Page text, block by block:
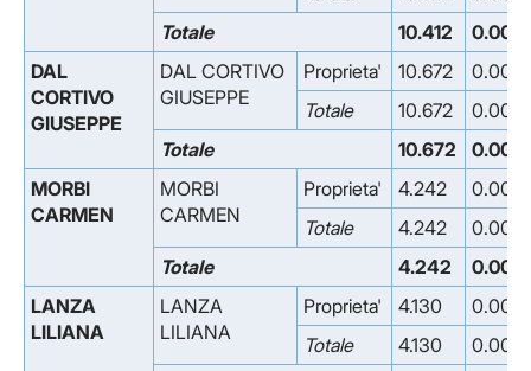
Totale
10.412
0.000
DAL
CORTIVO
GIUSEPPE
DAL CORTIVO
GIUSEPPE
Proprieta' 10.672
0.000
Totale
10.672
0.000
Totale
10.672
0.000
MORBI
CARMEN
MORBI
CARMEN
Proprieta' 4.242
0.000
Totale
4.242
0.000
Totale
4.242
0.000
LANZA
LILIANA
LANZA
LILIANA
Proprieta' 4.130
0.000
Totale
4.130
0.000